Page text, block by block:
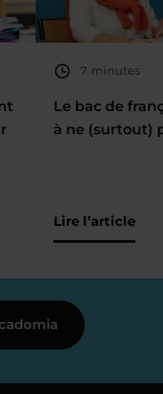
7 minutes
Le bac de
à ne (surtout)
Lire l’article